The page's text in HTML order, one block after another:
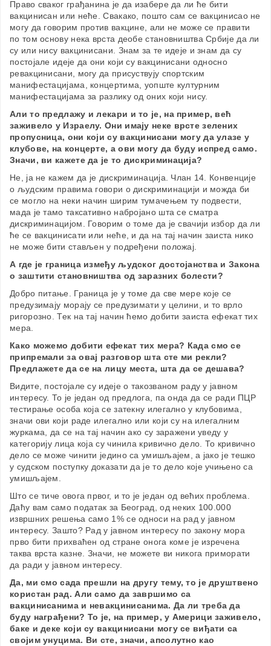
Право сваког грађанина је да изабере да ли ће бити
вакцинисан или неће. Свакако, пошто сам се вакцинисао не
могу да говорим против вакцине, али не може се правити
по том основу нека врста деобе становништва Србије да ли
су или нису вакцинисани. Знам за те идеје и знам да су
постојале идеје да они који су вакцинисани односно
ревакцинисани, могу да присуствују спортским
манифестацијама, концертима, уопште културним
манифестацијама за разлику од оних који нису.
Али то предлажу и лекари и то је, на пример, већ
заживело у Израелу. Они имају неке врсте зелених
пропусница, они који су вакцинисани могу да улазе у
клубове, на концерте, а ови могу да буду испред само.
Значи, ви кажете да је то дискриминација?
Не, ја не кажем да је дискриминација. Члан 14. Конвенције
о људским правима говори о дискриминацији и можда би
се могло на неки начин ширим тумачењем ту подвести,
мада је тамо таксативно набројано шта се сматра
дискриминацијом. Говорим о томе да је свачији избор да ли
ће се вакцинисати или неће, и да на тај начин заиста нико
не може бити стављен у подређени положај.
А где је граница између људског достојанства и Закона
о заштити становништва од заразних болести?
Добро питање. Граница је у томе да све мере које се
предузимају морају се предузимати у целини, и то врло
ригорозно. Тек на тај начин ћемо добити заиста ефекат тих
мера.
Како можемо добити ефекат тих мера? Када смо се
припремали за овај разговор шта сте ми рекли?
Предлажете да се на лицу места, шта да се дешава?
Видите, постојале су идеје о такозваном раду у јавном
интересу. То је један од предлога, па онда да се ради ПЦР
тестирање особа која се затекну илегално у клубовима,
значи ови који раде илегално или који су на илегалним
журкама, да се на тај начин ако су заражени уведу у
категорију лица која су чинила кривично дело. То кривично
дело се може чинити једино са умишљајем, а јако је тешко
у судском поступку доказати да је то дело које учињено са
умишљајем.
Што се тиче овога првог, и то је један од већих проблема.
Даћу вам само податак за Београд, од неких 100.000
извршних решења само 1% се односи на рад у јавном
интересу. Зашто? Рад у јавном интересу по закону мора
прво бити прихваћен од стране онога коме је изречена
таква врста казне. Значи, не можете ви никога приморати
да ради у јавном интересу.
Да, ми смо сада прешли на другу тему, то је друштвено
користан рад. Али само да завршимо са
вакцинисанима и невакцинисанима. Да ли треба да
буду награђени? То је, на пример, у Америци заживело,
баке и деке који су вакцинисани могу се виђати са
својим унуцима. Ви сте, значи, апсолутно као